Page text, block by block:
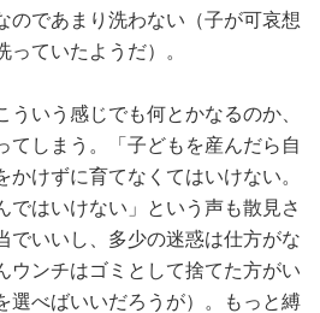
のであまり洗わない（子が可哀想
ていたようだ）。
いう感じでも何とかなるのか、
てしまう。「子どもを産んだら自
かけずに育てなくてはいけない。
ではいけない」という声も散見さ
でいいし、多少の迷惑は仕方がな
ウンチはゴミとして捨てた方がい
選べばいいだろうが）。もっと縛